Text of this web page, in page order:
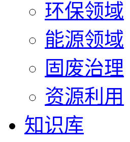
环保领域
能源领域
固废治理
资源利用
知识库